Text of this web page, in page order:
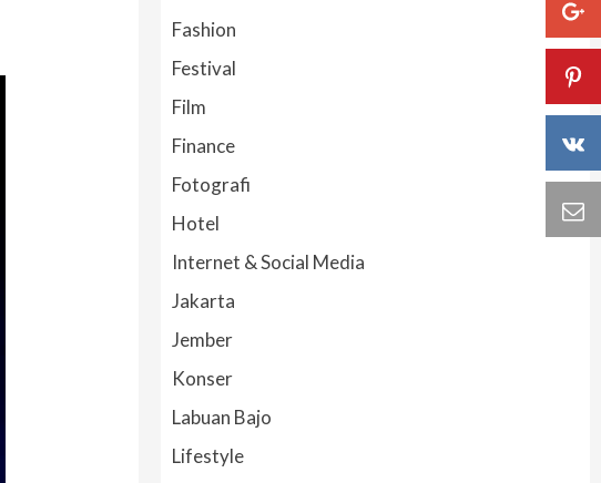
Fashion
Festival
Film
Finance
Fotografi
Hotel
Internet & Social Media
Jakarta
Jember
Konser
Labuan Bajo
Lifestyle